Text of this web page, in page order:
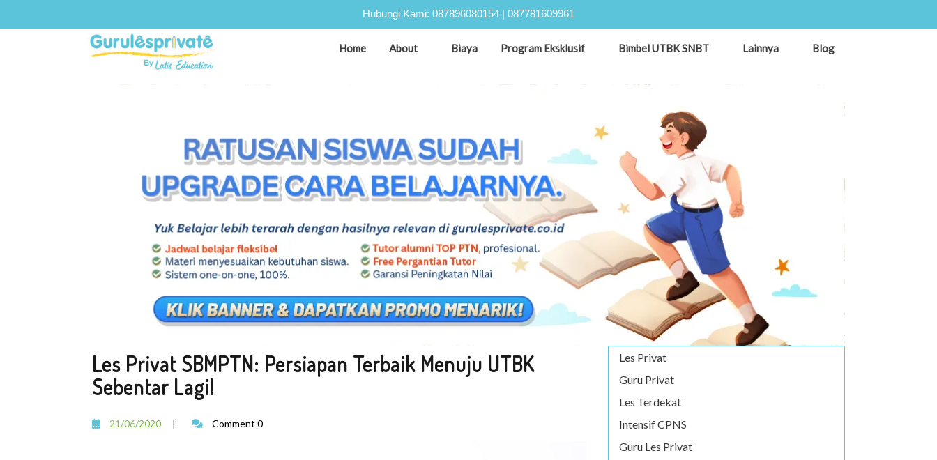
Hubungi Kami: 087896080154 | 087781609961
Home About Biaya Program Eksklusif Bimbel UTBK SNBT Lainnya Blog
Les Privat SBMPTN: Persiapan Terbaik Menuju UTBK
Sebentar Lagi!
21/06/2020 | Comment 0
Les Privat
Guru Privat
Les Terdekat
Intensif CPNS
Guru Les Privat